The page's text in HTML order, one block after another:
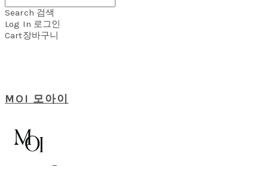
Search 검색
Log In 로그인
Cart장바구니
MOI 모아이